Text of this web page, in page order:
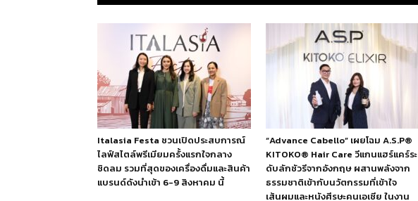
Italasia Festa ชวนเปิดประสบการณ์
ไลฟ์สไตล์พรีเมียมครั้งแรกใจกลาง
ชิดลม รวมที่สุดของเครื่องดื่มและสินค้า
แบรนด์ดังนำเข้า 6-9 สิงหาคม นี้
“Advance Cabello” เผยโฉม A.S.P®
KITOKO® Hair Care วีแกนแฮร์แคร์ระ
ดับลักชัวรีจากอังกฤษ ผสานพลังจาก
ธรรมชาติเข้ากับนวัตกรรมที่เข้าใจ
เส้นผมและหนังศีรษะคนเอเชีย ในงาน